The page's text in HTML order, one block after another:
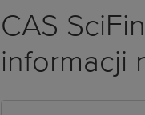
CAS
informacji